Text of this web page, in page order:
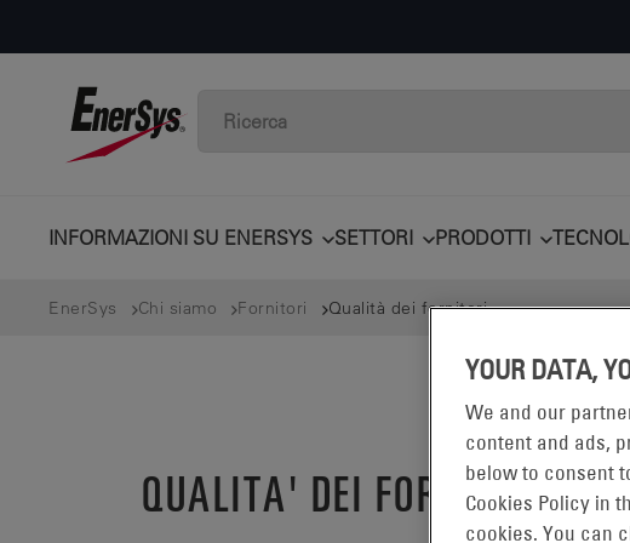
INFORMAZIONI SU ENERSYS SETTORI PRODOTTI
EnerSys Chi siamo Fornitori Qualità dei fornitori
QUALITA' DEI FORNITORI
YOUR DATA,
We and our
content and ads,
below to consent
Cookies Policy in
cookies. You can